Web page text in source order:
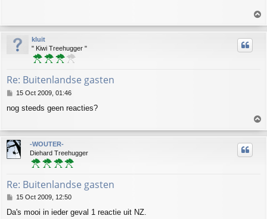
o
p
kluit
" Kiwi Treehugger "
Re: Buitenlandse gasten
P
s
15 Oct 2009, 01:46
nog steeds geen reacties?
p
-WOUTER-
Diehard Treehugger
Re: Buitenlandse gasten
P
s
15 Oct 2009, 12:50
Da's mooi in ieder geval 1 reactie uit NZ.